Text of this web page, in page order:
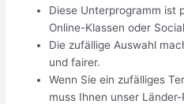
Diese Unterprogramm ist
Online-Klassen oder
Die zufällige Auswahl
und fairer.
Wenn Sie ein zufälliges
muss Ihnen unser